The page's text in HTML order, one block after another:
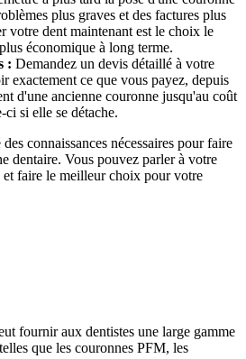
plus graves et des factures plus
votre dent maintenant est le choix le
économique à long terme.
: Demandez un devis détaillé à votre
exactement ce que vous payez, depuis
d'une ancienne couronne jusqu'au coût
si elle se détache.
connaissances nécessaires pour faire
dentaire. Vous pouvez parler à votre
et faire le meilleur choix pour votre
fournir aux dentistes une large gamme
que les couronnes PFM, les